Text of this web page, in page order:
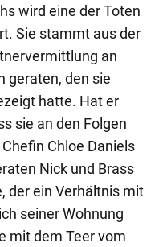
wird eine der Toten
Sie stammt aus der
an
geraten, den sie
hatte. Hat er
sie an den Folgen
Chloe Daniels
Nick und Brass
der ein Verhältnis mit
seiner Wohnung
mit dem Teer vom